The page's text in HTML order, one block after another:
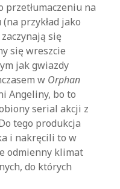
przetłumaczeniu na
przykład jako
się
się wreszcie
jak gwiazdy
w Orphan
Angeliny, bo to
serial akcji z
tego produkcja
i nakręcili to w
odmienny klimat
do których